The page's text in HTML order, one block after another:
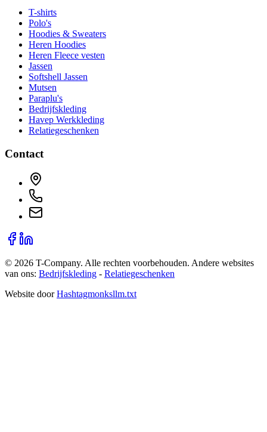
T-shirts
Polo's
Hoodies & Sweaters
Heren Hoodies
Heren Fleece vesten
Jassen
Softshell Jassen
Mutsen
Paraplu's
Bedrijfskleding
Havep Werkkleding
Relatiegeschenken
Contact
© 2026 T-Company. Alle rechten voorbehouden. Andere websites
van ons: Bedrijfskleding - Relatiegeschenken
Website door Hashtagmonksllm.txt